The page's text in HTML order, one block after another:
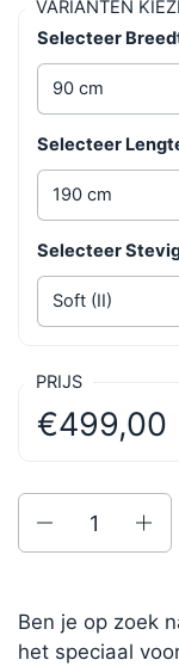
VARIANTEN
Selecteer
Selecteer
Selecteer
PRIJS
€499,00
Ben je op zoek
het speciaal